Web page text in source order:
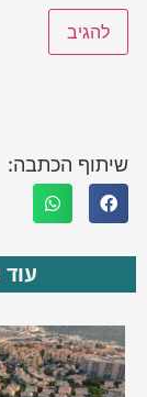
שיתוף הכתבה:
עוד